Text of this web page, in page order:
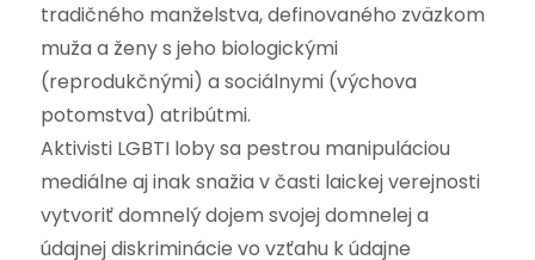
tradičného manželstva, definovaného zväzkom
muža a ženy s jeho biologickými
(reprodukčnými) a sociálnymi (výchova
potomstva) atribútmi.
Aktivisti LGBTI loby sa pestrou manipuláciou
mediálne aj inak snažia v časti laickej verejnosti
vytvoriť domnelý dojem svojej domnelej a
údajnej diskriminácie vo vzťahu k údajne